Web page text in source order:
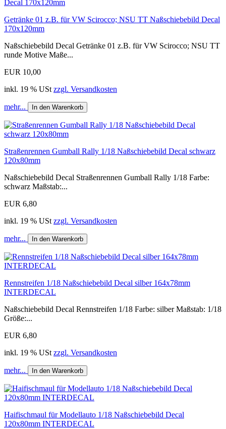
Getränke 01 z.B. für VW Scirocco; NSU TT Naßschiebebild Decal
170x120mm
Naßschiebebild Decal Getränke 01 z.B. für VW Scirocco; NSU TT
runde Motive Maße...
EUR 10,00
inkl. 19 % USt zzgl. Versandkosten
mehr... In den Warenkorb
Straßenrennen Gumball Rally 1/18 Naßschiebebild Decal schwarz
120x80mm
Naßschiebebild Decal Straßenrennen Gumball Rally 1/18 Farbe:
schwarz Maßstab:...
EUR 6,80
inkl. 19 % USt zzgl. Versandkosten
mehr... In den Warenkorb
Rennstreifen 1/18 Naßschiebebild Decal silber 164x78mm
INTERDECAL
Naßschiebebild Decal Rennstreifen 1/18 Farbe: silber Maßstab: 1/18
Größe:...
EUR 6,80
inkl. 19 % USt zzgl. Versandkosten
mehr... In den Warenkorb
Haifischmaul für Modellauto 1/18 Naßschiebebild Decal
120x80mm INTERDECAL